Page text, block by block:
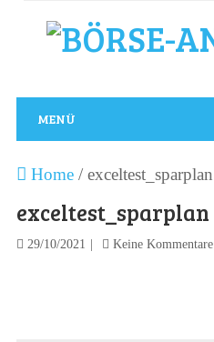
MENÜ
Home/ exceltest_sparplan
exceltest_sparplan
29/10/2021 Keine Kommentare